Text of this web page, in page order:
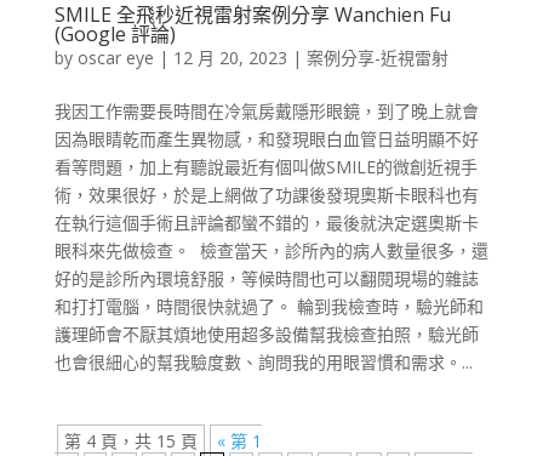
SMILE 全飛秒近視雷射案例分享 Wanchien Fu
(Google 評論)
by oscar eye | 12 月 20, 2023 | 案例分享-近視雷射
我因工作需要長時間在冷氣房戴隱形眼鏡，到了晚上就會
因為眼睛乾而產生異物感，和發現眼白血管日益明顯不好
看等問題，加上有聽說最近有個叫做SMILE的微創近視手
術，效果很好，於是上網做了功課後發現奧斯卡眼科也有
在執行這個手術且評論都蠻不錯的，最後就決定選奧斯卡
眼科來先做檢查。 檢查當天，診所內的病人數量很多，還
好的是診所內環境舒服，等候時間也可以翻閱現場的雜誌
和打打電腦，時間很快就過了。 輪到我檢查時，驗光師和
護理師會不厭其煩地使用超多設備幫我檢查拍照，驗光師
也會很細心的幫我驗度數、詢問我的用眼習慣和需求。...
第 4 頁，共 15 頁
« 第 1